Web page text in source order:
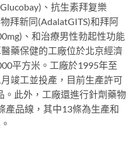
、抗生素拜复樂
拜新同(AdalatGITS)和拜阿
、和治療男性勃起性功能
藥保健的工廠位於北京經濟
平方米。工廠於1995年至
竣工並投產，目前生產許可
。此外，工廠還進行針劑藥物
產品線，其中13條為生產和